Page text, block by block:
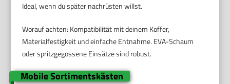
Ideal, wenn du später nachrüsten willst.
Worauf achten: Kompatibilität mit deinem Koffer,
Materialfestigkeit und einfache Entnahme. EVA-Schaum
oder spritzgegossene Einsätze sind robust.
Mobile Sortimentskästen